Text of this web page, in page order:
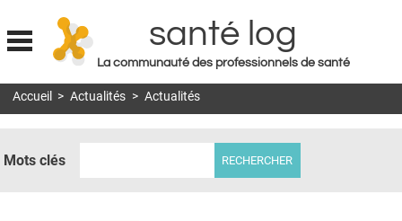
Jump to navigation
santé log
La communauté des professionnels de santé
MON COMPTE
Accueil > Actualités > Actualités
Mots clés